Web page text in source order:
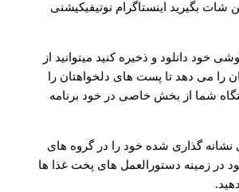
بگیرید اینستاگرام نوتیفیکیشنی
خود دانلود و ذخیره کنید میتوانید از
را می دهد تا پست های دلخواهتان را
شما از بخش خاصی در خود برنامه
نشانه گذاری شده خود را در گروه های
در زمینه دستورالعمل های پخت غذا ها